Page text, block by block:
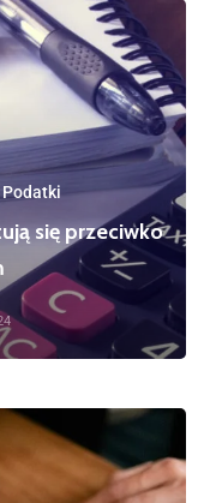
Podatki
się przeciwko